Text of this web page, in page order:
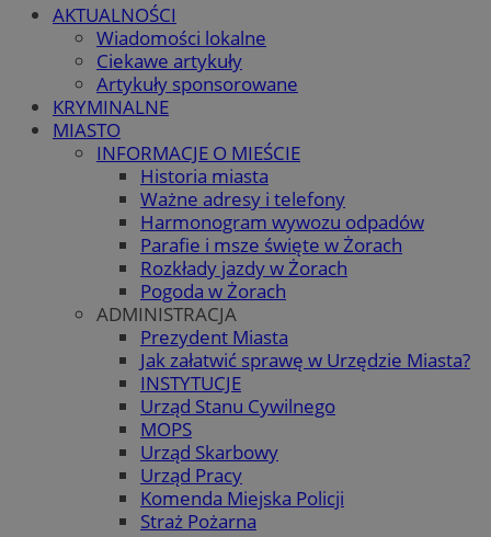
AKTUALNOŚCI
Wiadomości lokalne
Ciekawe artykuły
Artykuły sponsorowane
KRYMINALNE
MIASTO
INFORMACJE O MIEŚCIE
Historia miasta
Ważne adresy i telefony
Harmonogram wywozu odpadów
Parafie i msze święte w Żorach
Rozkłady jazdy w Żorach
Pogoda w Żorach
ADMINISTRACJA
Prezydent Miasta
Jak załatwić sprawę w Urzędzie Miasta?
INSTYTUCJE
Urząd Stanu Cywilnego
MOPS
Urząd Skarbowy
Urząd Pracy
Komenda Miejska Policji
Straż Pożarna